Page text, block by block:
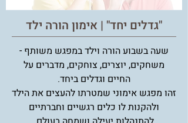
"גדלים יחד" | אימון הורה ילד
שעה בשבוע הורה וילד במפגש משותף -
משחקים, יוצרים, צוחקים, מדברים על
החיים וגדלים ביחד.
זהו מפגש אימוני שמטרתו להעצים את הילד
ולהקנות לו כלים רגשיים וחברתיים